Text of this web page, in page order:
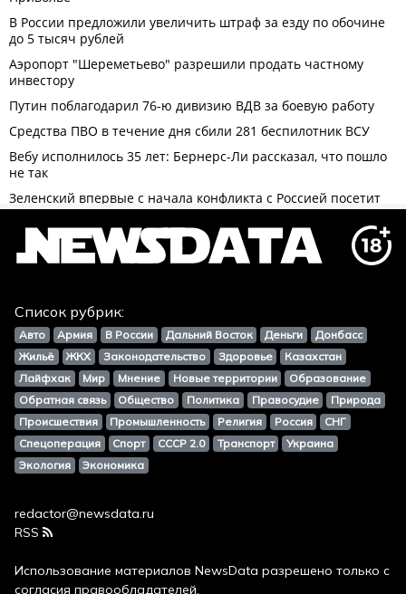
Список рубрик:
Авто Армия В России Дальний Восток Деньги
Донбасс
Жильё
ЖКХ Законодательство Здоровье
Казахстан
Лайфхак
Мир Мнение Новые территории
Образование
Обратная связь
Общество Политика Правосудие
Природа
Происшествия
Промышленность Религия Россия
СНГ
Спецоперация
Спорт СССР 2.0 Транспорт
Украина
Экология
Экономика
redactor@newsdata.ru
RSS
Использование материалов NewsData разрешено только с
согласия правообладателей.